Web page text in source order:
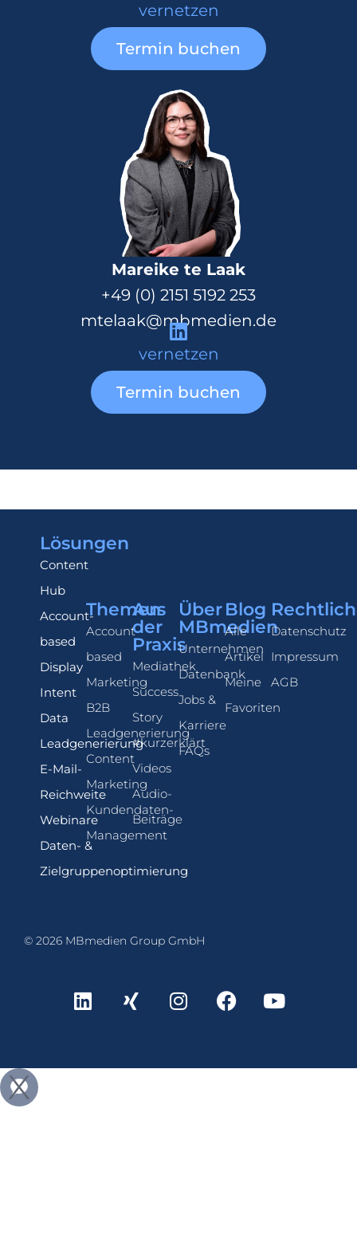
vernetzen
Termin buchen
Mareike te Laak
+49 (0) 2151 5192 253
mtelaak@mbmedien.de
vernetzen
Termin buchen
Lösungen
Content
Hub
Account-
based
Display
Intent
Data
Leadgenerierung
E-Mail-
Reichweite
Webinare
Daten- &
Zielgruppenoptimierung
Themen
Account-
based
Marketing
B2B
Leadgenerierung
Content
Marketing
Kundendaten-
Management
Aus
der
Praxis
Mediathek
Success
Story
#kurzerklärt
Videos
Audio-
Beiträge
Über
MBmedien
Unternehmen
Datenbank
Jobs &
Karriere
FAQs
Blog
Alle
Artikel
Meine
Favoriten
Datenschutz
Impressum
AGB
© 2026 MBmedien Group GmbH
Weitere Informationen über den gesperrten Inhalt.